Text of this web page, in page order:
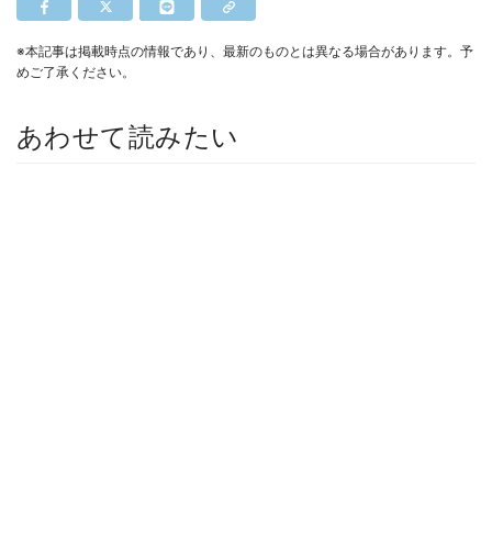
※本記事は掲載時点の情報であり、最新のものとは異なる場合があります。予
めご了承ください。
あわせて読みたい